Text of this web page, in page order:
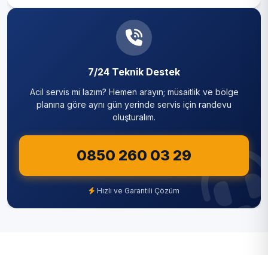
7/24 Teknik Destek
Acil servis mi lazım? Hemen arayın; müsaitlik ve bölge
planına göre aynı gün yerinde servis için randevu
oluşturalım.
0850 260 03 29
Hızlı ve Garantili Çözüm